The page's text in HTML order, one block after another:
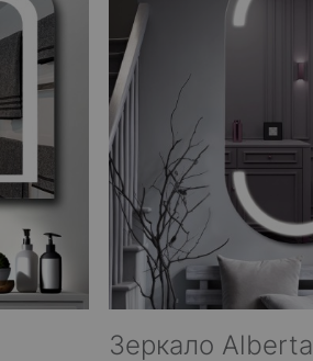
Зеркало Alberta